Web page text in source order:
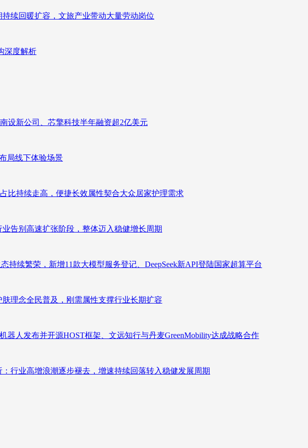
续回暖扩容，文旅产业带动大量劳动岗位
深度解析
设新公司、芯擎科技半年融资超2亿美元
局线下体验场景
比持续走高，便捷长效属性契合大众居家护理需求
告别高速扩张阶段，整体迈入稳健增长周期
续繁荣，新增11款大模型服务登记、DeepSeek新API登陆国家超算平台
理念全民普及，刚需属性支撑行业长期扩容
器人发布并开源HOST框架、文远知行与丹麦GreenMobility达成战略合作
行业高增浪潮逐步褪去，增速持续回落转入稳健发展周期